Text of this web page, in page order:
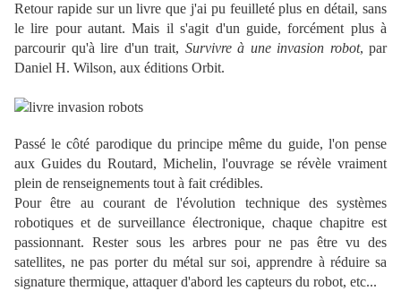
Retour rapide sur un livre que j'ai pu feuilleté plus en détail, sans
le lire pour autant. Mais il s'agit d'un guide, forcément plus à
parcourir qu'à lire d'un trait, Survivre à une invasion robot, par
Daniel H. Wilson, aux éditions Orbit.
Passé le côté parodique du principe même du guide, l'on pense
aux Guides du Routard, Michelin, l'ouvrage se révèle vraiment
plein de renseignements tout à fait crédibles.
Pour être au courant de l'évolution technique des systèmes
robotiques et de surveillance électronique, chaque chapitre est
passionnant. Rester sous les arbres pour ne pas être vu des
satellites, ne pas porter du métal sur soi, apprendre à réduire sa
signature thermique, attaquer d'abord les capteurs du robot, etc...